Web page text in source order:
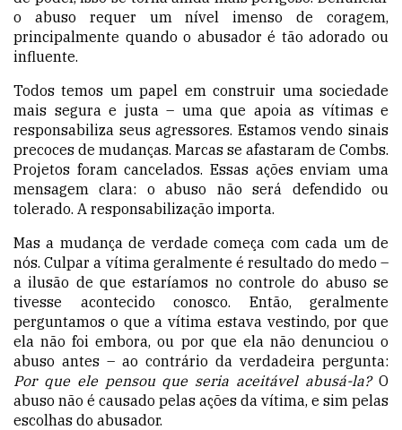
o abuso requer um nível imenso de coragem,
principalmente quando o abusador é tão adorado ou
influente.
Todos temos um papel em construir uma sociedade
mais segura e justa – uma que apoia as vítimas e
responsabiliza seus agressores. Estamos vendo sinais
precoces de mudanças. Marcas se afastaram de Combs.
Projetos foram cancelados. Essas ações enviam uma
mensagem clara: o abuso não será defendido ou
tolerado. A responsabilização importa.
Mas a mudança de verdade começa com cada um de
nós. Culpar a vítima geralmente é resultado do medo –
a ilusão de que estaríamos no controle do abuso se
tivesse acontecido conosco. Então, geralmente
perguntamos o que a vítima estava vestindo, por que
ela não foi embora, ou por que ela não denunciou o
abuso antes – ao contrário da verdadeira pergunta:
Por que ele pensou que seria aceitável abusá-la?O
abuso não é causado pelas ações da vítima, e sim pelas
escolhas do abusador.